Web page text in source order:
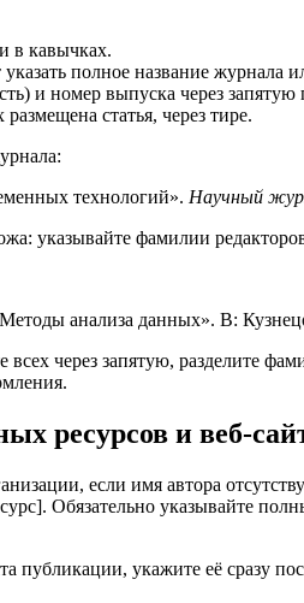
в кавычках.
указать полное название журнала
и номер выпуска через запятую
статья, через тире.
технологий». Научный
указывайте фамилии
анализа данных». В:
всех через запятую, разделите
ресурсов и веб-
если имя автора
Обязательно указывайте
публикации, укажите её сразу